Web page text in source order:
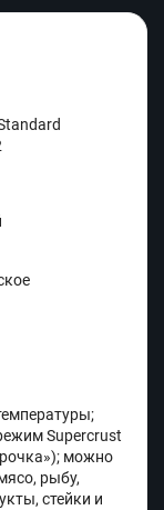
Supercrust
можно
рыбу,
стейки и